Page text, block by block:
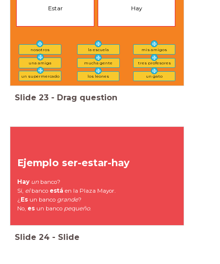
Estar Hay
nosotros
una amiga
un supermercado
la escuela
mucha gente
los leones
mis amigos
tres profesores
un gato
Slide 23 - Drag question
Ejemplo ser-estar-hay
Hay unbanco?
Sí, el banco está en la Plaza Mayor.
¿ Esun banco grande?
No, esun banco pequeño.
Slide 24 - Slide